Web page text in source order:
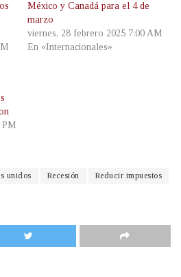
México y Canadá para el 4 de
marzo
viernes, 28 febrero 2025 7:00 AM
En «Internacionales»
PM
unidos Recesión Reducir impuestos